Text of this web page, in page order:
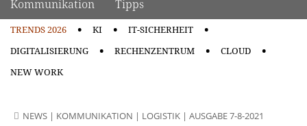
Kommunikation
Tipps
TRENDS 2026 KI
IT-SICHERHEIT
DIGITALISIERUNG
RECHENZENTRUM
CLOUD
NEW WORK
NEWS | KOMMUNIKATION | LOGISTIK | AUSGABE 7-8-2021